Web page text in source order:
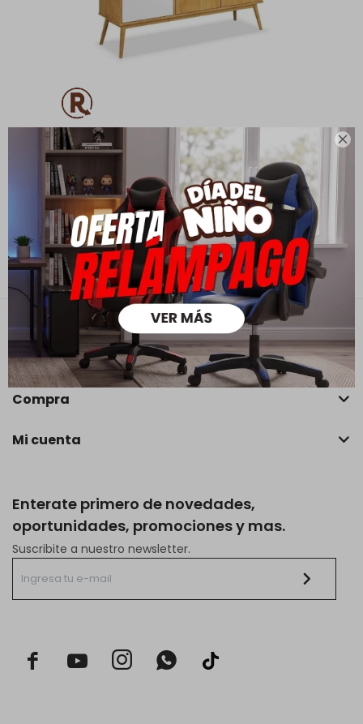

Aparador Cusco 2 Puertas 3 Cajones
13.390
$9.373
$10.712
Enterate primero de novedades,
oportunidades, promociones y mas.
Suscribite a nuestro newsletter.
  
Contacto
Empresa
Compra
Mi cuenta